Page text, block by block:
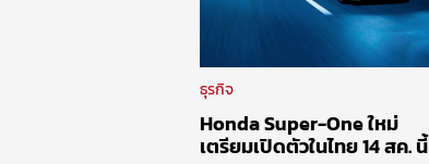
ธุรกิจ
Honda Super-One ใหม่
เตรียมเปิดตัวในไทย 14 สค. นี้